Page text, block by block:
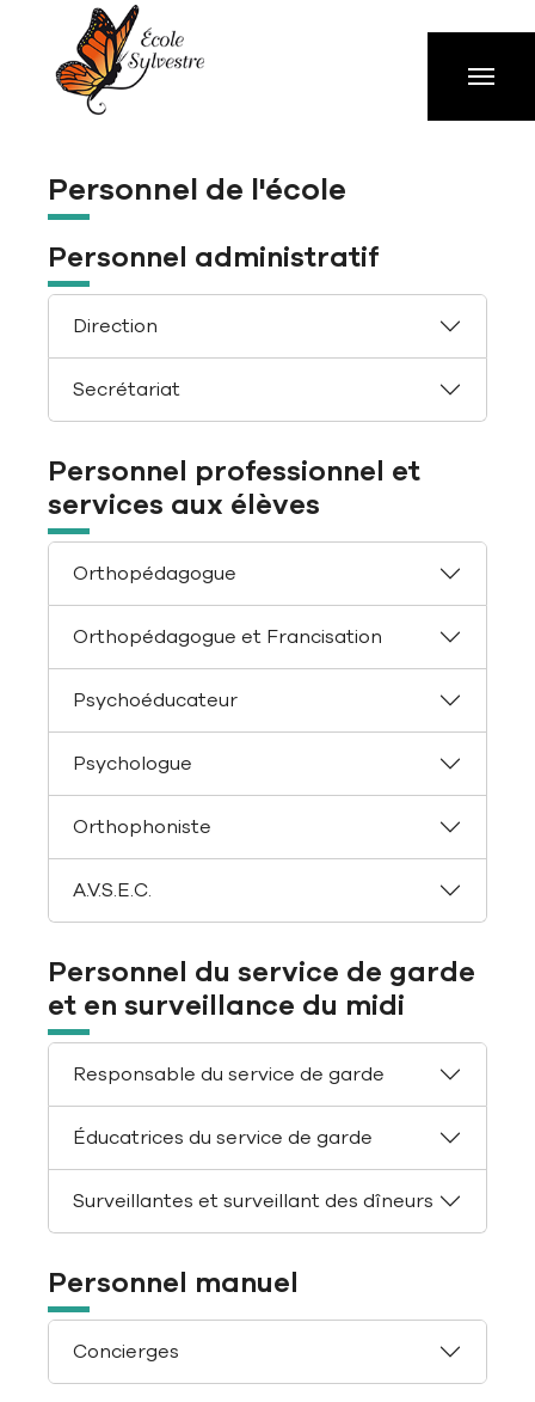
Aller à la navigation principale
Aller au contenu principal
Passer au pied de page
Personnel de l'école
Personnel administratif
Direction
Secrétariat
Personnel professionnel et
services aux élèves
Orthopédagogue
Orthopédagogue et Francisation
Psychoéducateur
Psychologue
Orthophoniste
A.V.S.E.C.
Personnel du service de garde
et en surveillance du midi
Responsable du service de garde
Éducatrices du service de garde
Surveillantes et surveillant des dîneurs
Personnel manuel
Concierges